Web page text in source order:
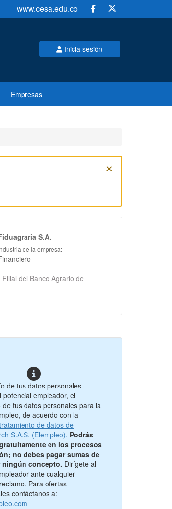
www.cesa.edu.co
Inicia sesión
Empresas
×
S.A.
de la empresa:
del Banco Agrario de
de tus datos personales
potencial empleador, el
de tus datos personales para la
de acuerdo con la
de datos de
S.A.S. (Elempleo). Podrás
en los procesos
no debes pagar sumas de
ningún concepto. Dirígete al
ante cualquier
Para ofertas
contáctanos a: